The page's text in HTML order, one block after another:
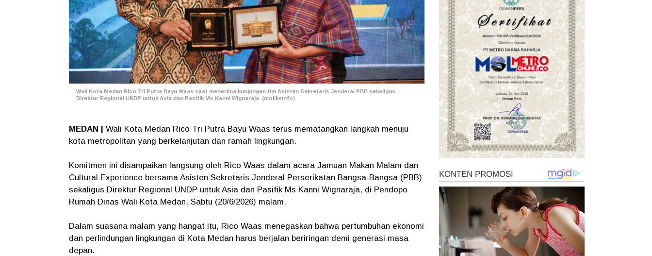
Wali Kota Medan Rico Tri Putra Bayu Waas saat menerima kunjungan tim Asisten Sekretaris Jenderal PBB sekaligus
Direktur Regional UNDP untuk Asia dan Pasifik Ms Kanni Wignaraja. (mol/kmnfo)
MEDAN | Wali Kota Medan Rico Tri Putra Bayu Waas terus mematangkan langkah menuju
kota metropolitan yang berkelanjutan dan ramah lingkungan.
Komitmen ini disampaikan langsung oleh Rico Waas dalam acara Jamuan Makan Malam dan
Cultural Experience bersama Asisten Sekretaris Jenderal Perserikatan Bangsa-Bangsa (PBB)
sekaligus Direktur Regional UNDP untuk Asia dan Pasifik Ms Kanni Wignaraja, di Pendopo
Rumah Dinas Wali Kota Medan, Sabtu (20/6/2026) malam.
​Dalam suasana malam yang hangat itu, Rico Waas menegaskan bahwa pertumbuhan ekonomi
dan perlindungan lingkungan di Kota Medan harus berjalan beriringan demi generasi masa
depan.